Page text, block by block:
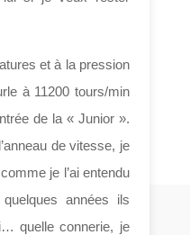
et à la pression
à 11200 tours/min
de la « Junior ».
de vitesse, je
je l’ai entendu
années ils
quelle connerie, je